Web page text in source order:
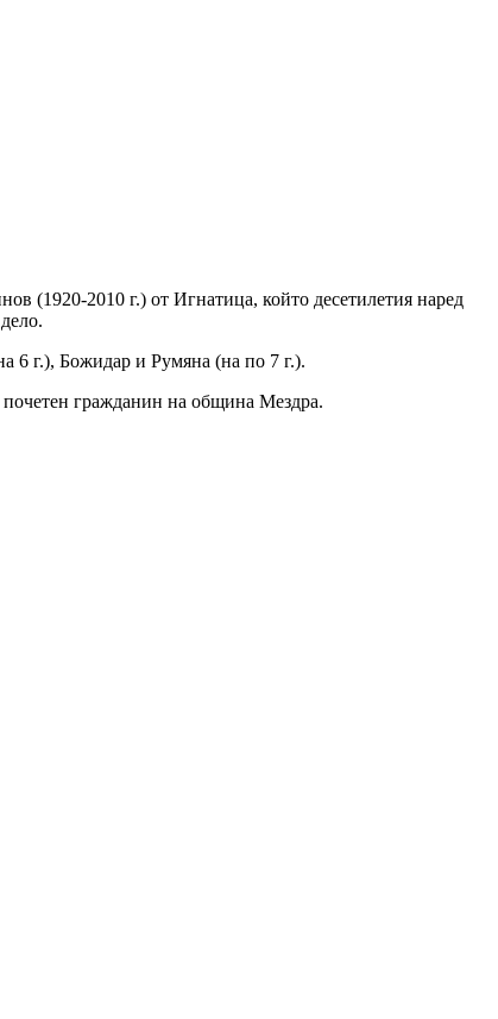
(1920-2010 г.) от Игнатица, който десетилетия наред
6 г.), Божидар и Румяна (на по 7 г.).
гражданин на община Мездра.